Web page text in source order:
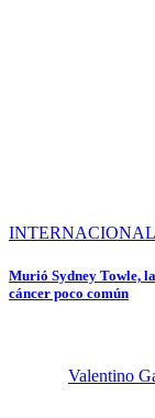
INTERNACIONAL
Murió Sydney Towle,
cáncer poco común
Valentino